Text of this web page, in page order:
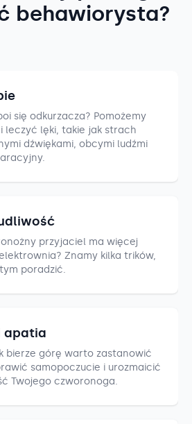
behawiorysta?
się odkurzacza? Pomożemy
leczyć lęki, takie jak strach
dźwiękami, obcymi ludźmi
przyjaciel ma więcej
Znamy kilka trików,
poradzić.
apatia
bierze górę warto zastanowić
samopoczucie i urozmaicić
Twojego czworonoga.